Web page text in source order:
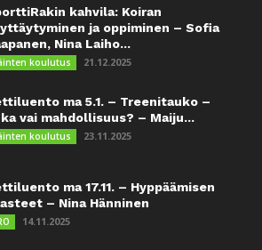
kahvila: Koiran
ja oppiminen – Sofia
Nina Laiho...
koulutus 21.12.2025
ma 5.1. – Treenitauko –
vai mahdollisuus? – Maiju...
koulutus 23.11.2025
ma 17.11. – Hyppäämisen
– Nina Hänninen
14.11.2025